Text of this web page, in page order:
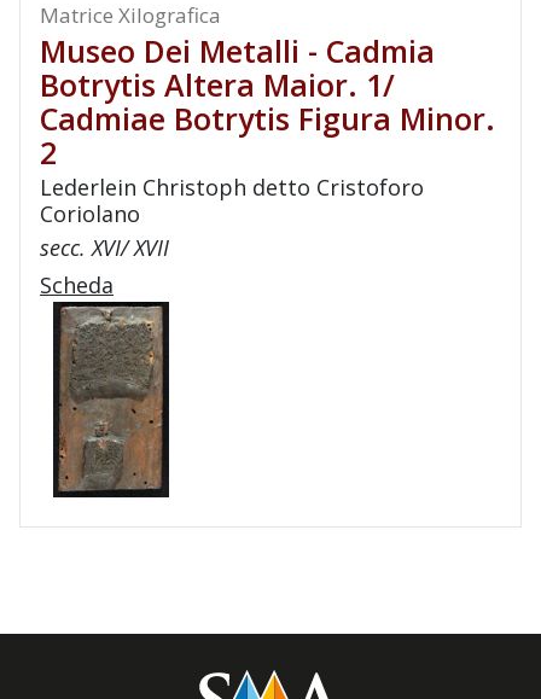
Matrice Xilografica
Museo Dei Metalli - Cadmia
Botrytis Altera Maior. 1/
Cadmiae Botrytis Figura Minor.
2
Lederlein Christoph detto Cristoforo
Coriolano
secc. XVI/ XVII
Scheda